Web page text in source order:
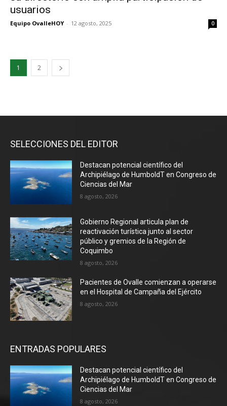
usuarios
Equipo OvalleHOY - 12 agosto, 2025 0
1 2
SELECCIONES DEL EDITOR
Destacan potencial científico del
Archipiélago de HumboldT en Congreso de
Ciencias del Mar
8 agosto, 2026
Gobierno Regional articula plan de
reactivación turística junto al sector
público y gremios de la Región de
Coquimbo
8 agosto, 2026
Pacientes de Ovalle comienzan a operarse
en el Hospital de Campaña del Ejército
8 agosto, 2026
ENTRADAS POPULARES
Destacan potencial científico del
Archipiélago de HumboldT en Congreso de
Ciencias del Mar
8 agosto, 2026